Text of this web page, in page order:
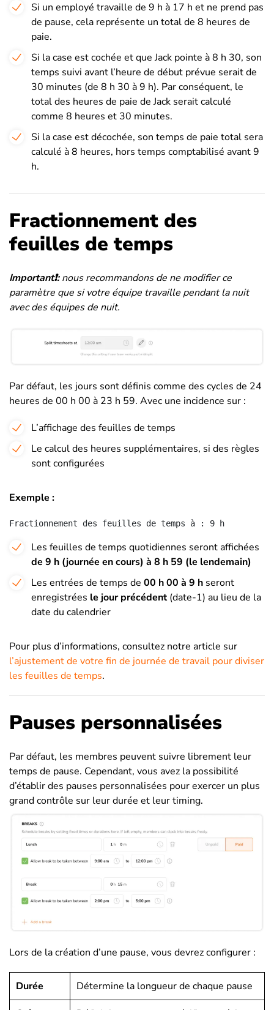
Si un employé travaille de 9 h à 17 h et ne prend pas
de pause, cela représente un total de 8 heures de
paie.
Si la case est cochée et que Jack pointe à 8 h 30, son
temps suivi avant l’heure de début prévue serait de
30 minutes (de 8 h 30 à 9 h). Par conséquent, le
total des heures de paie de Jack serait calculé
comme 8 heures et 30 minutes.
Si la case est décochée, son temps de paie total sera
calculé à 8 heures, hors temps comptabilisé avant 9
h.
Fractionnement des
feuilles de temps
Important❗️:nous recommandons de ne modifier ce
paramètre que si votre équipe travaille pendant la nuit
avec des équipes de nuit.
Par défaut, les jours sont définis comme des cycles de 24
heures de 00 h 00 à 23 h 59. Avec une incidence sur :
L’affichage des feuilles de temps
Le calcul des heures supplémentaires, si des règles
sont configurées
Exemple :
Fractionnement des feuilles de temps à : 9 h
Les feuilles de temps quotidiennes seront affichées
de 9 h (journée en cours) à 8 h 59 (le lendemain)
Les entrées de temps de 00 h 00 à 9 h seront
enregistrées le jour précédent(date-1) au lieu de la
date du calendrier
Pour plus d’informations, consultez notre article sur
l’ajustement de votre fin de journée de travail pour diviser
les feuilles de temps.
Pauses personnalisées
Par défaut, les membres peuvent suivre librement leur
temps de pause. Cependant, vous avez la possibilité
d’établir des pauses personnalisées pour exercer un plus
grand contrôle sur leur durée et leur timing.
Lors de la création d’une pause, vous devrez configurer :
Durée Détermine la longueur de chaque pause